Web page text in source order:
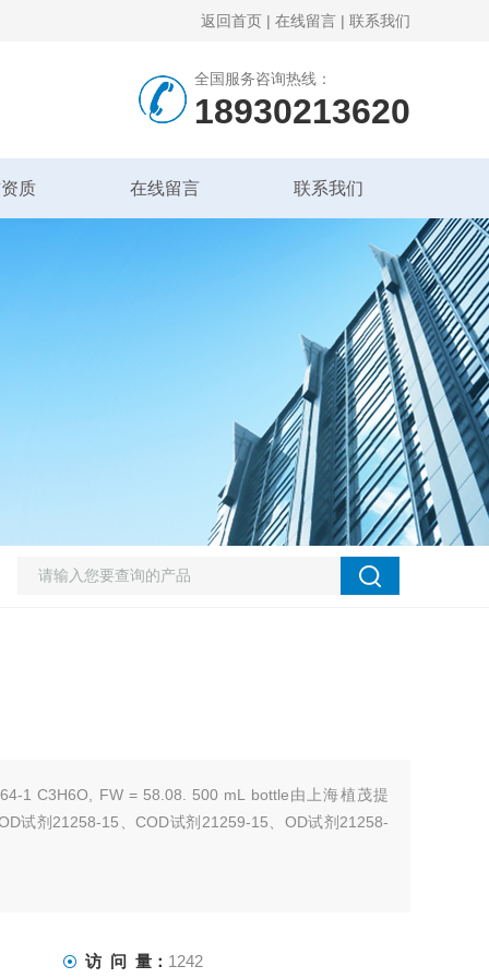
返回首页 | 在线留言 | 联系我们
全国服务咨询热线：
18930213620
质 在线留言 联系我们
1 C3H6O, FW = 58.08. 500 mL bottle由上海植茂提
试剂21258-15、COD试剂21259-15、OD试剂21258-
访 问 量： 1242